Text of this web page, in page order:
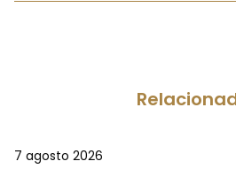
7 agosto 2026